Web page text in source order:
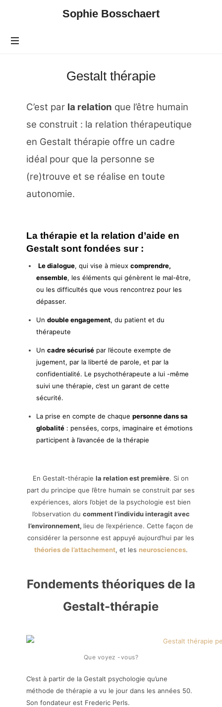
Sophie Bosschaert
Gestalt thérapie
C’est par la relation que l’être humain
se construit : la relation thérapeutique
en Gestalt thérapie offre un cadre
idéal pour que la personne se
(re)trouve et se réalise en toute
autonomie.
La thérapie et la relation d’aide en
Gestalt sont fondées sur :
Le dialogue, qui vise à mieuxcomprendre,
ensemble, les éléments qui génèrent le mal-être,
ou les difficultés que vous rencontrez pour les
dépasser.
Undouble engagement, du patient et du
thérapeute
Uncadre sécurisé par l’écoute exempte de
jugement, par la liberté de parole, et par la
confidentialité. Le psychothérapeute a lui -même
suivi une thérapie, c’est un garant de cette
sécurité.
La prise en compte de chaquepersonne dans sa
globalité : pensées, corps, imaginaire et émotions
participent à l’avancée de la thérapie
En Gestalt-thérapiela relation est première. Si on
part du principe que l’être humain se construit par ses
expériences, alors l’objet de la psychologie est bien
l’observation du comment l’individu interagit avec
l’environnement, lieu de l’expérience. Cette façon de
considérer la personne est appuyé aujourd’hui par les
théories de l’attachement, et les neurosciences.
Fondements théoriques de la
Gestalt-thérapie
Que voyez -vous?
C’est à partir de la Gestalt psychologie qu’une
méthode de thérapie a vu le jour dans les années 50.
Son fondateur est Frederic Perls.